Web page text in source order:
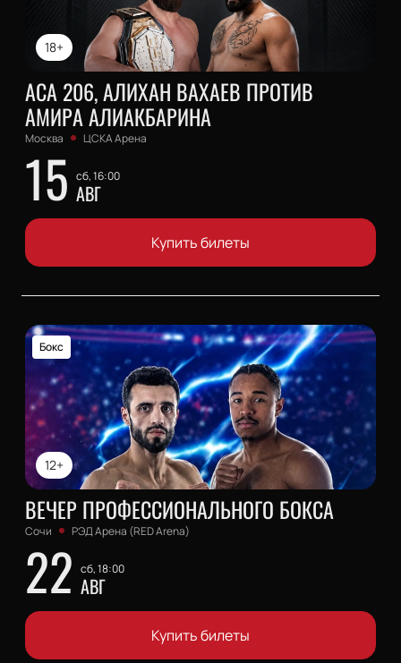
18+
АСА 206, АЛИХАН ВАХАЕВ ПРОТИВ
АМИРА АЛИАКБАРИНА
Москва ЦСКА Арена
15 сб, 16:00
АВГ
Купить билеты
12+
Бокс
ВЕЧЕР ПРОФЕССИОНАЛЬНОГО БОКСА
Сочи РЭД Арена (RED Arena)
22 сб, 18:00
АВГ
Купить билеты